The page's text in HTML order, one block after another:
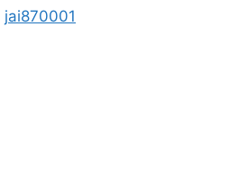
jai870001